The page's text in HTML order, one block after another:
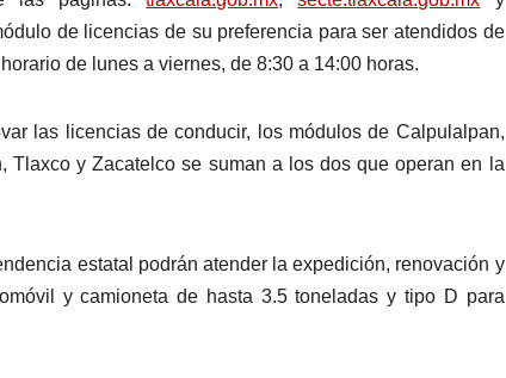
de licencias de su preferencia para ser atendidos de
de lunes a viernes, de 8:30 a 14:00 horas.
las licencias de conducir, los módulos de Calpulalpan,
Tlaxco y Zacatelco se suman a los dos que operan en la
estatal podrán atender la expedición, renovación y
y camioneta de hasta 3.5 toneladas y tipo D para